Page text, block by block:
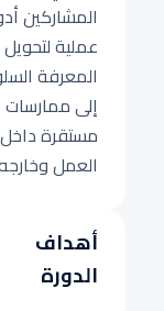
المشاركين
عملية لتحويل
المعرفة
إلى ممارسات
مستقرة داخل
العمل
أهداف
الدورة